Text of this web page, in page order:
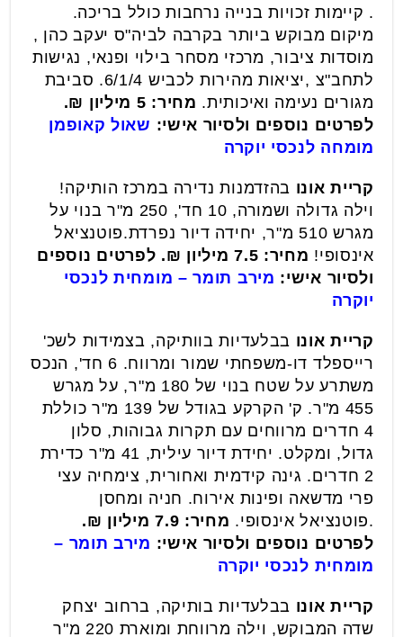
. קיימות זכויות בנייה נרחבות כולל בריכה.
מיקום מבוקש ביותר בקרבה לביה"ס יעקב כהן ,
מוסדות ציבור, מרכזי מסחר בילוי ופנאי, נגישות
לתחב"צ ,יציאות מהירות לכביש 6/1/4. סביבת
מגורים נעימה ואיכותית.
מחיר: 5 מיליון ₪.
לפרטים נוספים ולסיור אישי: שאול קאופמן
מומחה לנכסי יוקרה
קריית אונו בהזדמנות נדירה במרכז הותיקה!
וילה גדולה ושמורה, 10 חד', 250 מ"ר בנוי על
מגרש 510 מ"ר, יחידה דיור נפרדת.פוטנציאל
אינסופי! מחיר: 7.5 מיליון ₪.
לפרטים נוספים
ולסיור אישי: מירב תומר – מומחית לנכסי
יוקרה
קריית אונו בבלעדיות בוותיקה, בצמידות לשכ'
רייספלד דו-משפחתי שמור ומרווח. 6 חד', הנכס
משתרע על שטח בנוי של 180 מ"ר, על מגרש
455 מ"ר. ק' הקרקע בגודל של 139 מ"ר כוללת
4 חדרים מרווחים עם תקרות גבוהות, סלון
גדול, ומקלט. יחידת דיור עילית, 41 מ"ר כדירת
2 חדרים. גינה קידמית ואחורית, צימחיה עצי
פרי מדשאה ופינות אירוח. חניה ומחסן
.פוטנציאל אינסופי. מחיר: 7.9 מיליון ₪.
לפרטים נוספים ולסיור אישי: מירב תומר –
מומחית לנכסי יוקרה
קריית אונו בבלעדיות בותיקה, ברחוב יצחק
שדה המבוקש, וילה מרווחת ומוארת 220 מ"ר